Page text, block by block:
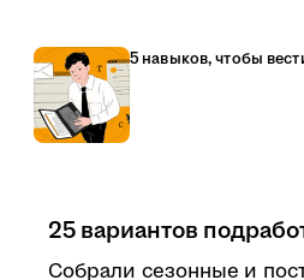
5 навыков, чтобы
25 вариантов
Собрали сезонные и